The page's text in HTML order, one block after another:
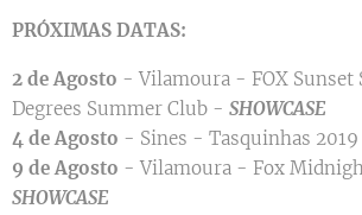
PRÓXIMAS DATAS:
2 de Agosto - Vilamoura - FOX Sunset
Degrees Summer Club - SHOWCASE
4 de Agosto - Sines - Tasquinhas 2019
9 de Agosto - Vilamoura - Fox
SHOWCASE